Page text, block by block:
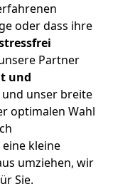
oder dass ihre
Partner
und
unser breite
optimalen Wahl
kleine
umziehen, wir
Sie.